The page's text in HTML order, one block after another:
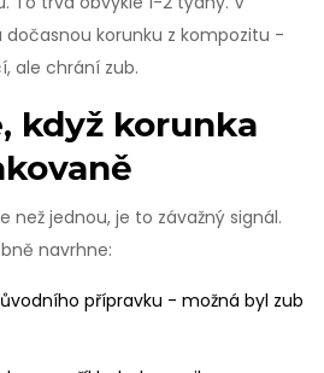
korunku z kompozitu -
ale chrání zub.
když korunka
než jednou, je to závažný signál.
navrhne:
přípravku - možná byl zub